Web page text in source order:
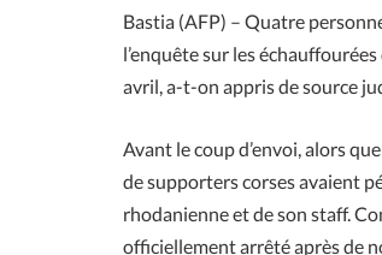
Bastia (AFP) – Quatre
l’enquête sur les
avril, a-t-on appris de source
Avant le coup d’envoi, alors
de supporters corses avaient
rhodanienne et de son staff.
officiellement arrêté après de